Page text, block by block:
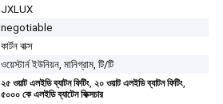
JXLUX
negotiable
কার্টন বাক্স
ওয়েস্টার্ন ইউনিয়ন, মানিগ্রাম, টি/টি
২৫ ওয়াট এলইডি ব্যাটন ফিটিং,২০ ওয়াট এলইডি ব্যাটন ফিটিং,
৫০০০ কে এলইডি ব্যাটেন ফিক্সচার